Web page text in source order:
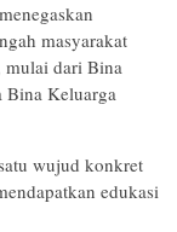
masyarakat
mulai dari Bina
Bina Keluarga
wujud konkret
edukasi